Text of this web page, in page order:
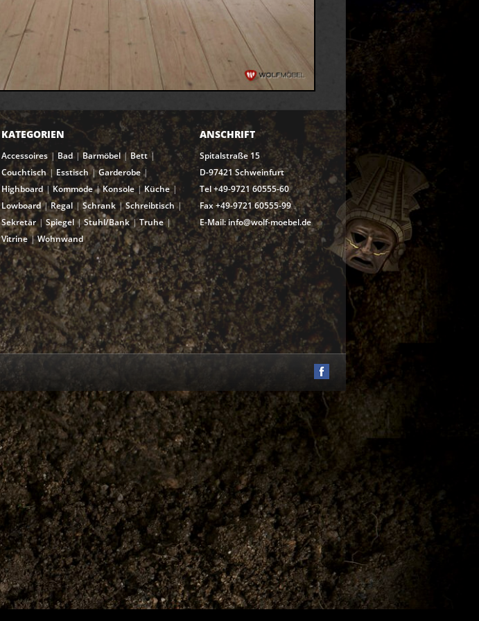
KATEGORIEN
Accessoires Bad Barmöbel
Bett
Couchtisch
Esstisch
Garderobe
Highboard
Kommode Konsole
Küche
Lowboard
Regal Schrank
Schreibtisch
Sekretär
Spiegel Stuhl/Bank
Truhe
Vitrine
Wohnwand
ANSCHRIFT
Spitalstraße 15
D-97421 Schweinfurt
Tel +49-9721 60555-60
Fax +49-9721 60555-99
E-Mail: info@wolf-moebel.de